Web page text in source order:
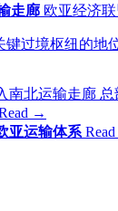
走廊 欧亚经济
过境枢纽的地
南北运输走廊 总
→
亚运输体系